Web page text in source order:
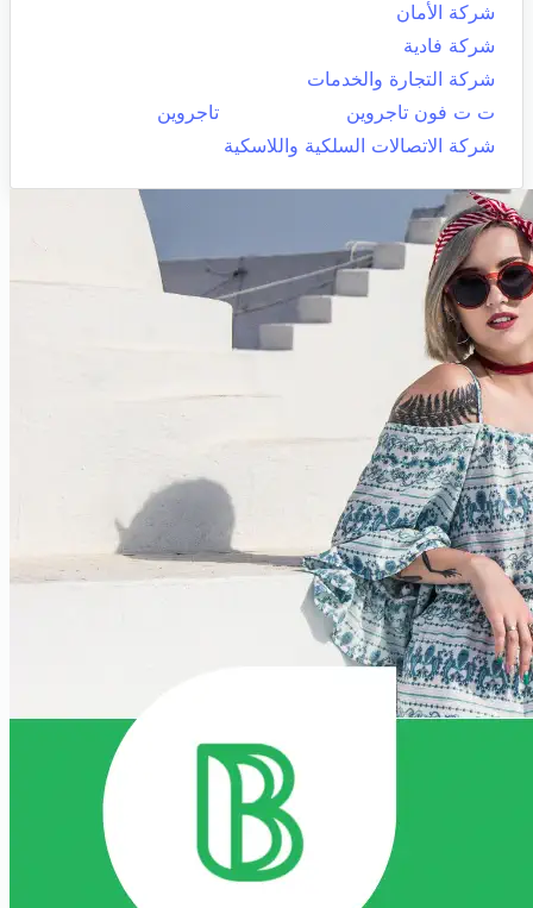
شركة الأمان
شركة فادية
شركة التجارة والخدمات
ت ت فون تاجروين
تاجروين
شركة الاتصالات السلكية واللاسكية